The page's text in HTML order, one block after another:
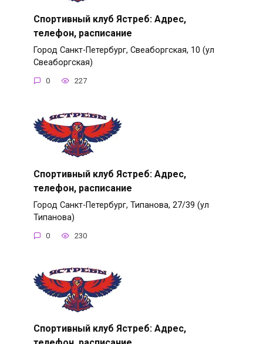
Спортивный клуб Ястреб: Адрес,
телефон, расписание
Город Санкт-Петербург, Свеаборгская, 10 (ул
Свеаборгская)
0 227
Спортивный клуб Ястреб: Адрес,
телефон, расписание
Город Санкт-Петербург, Типанова, 27/39 (ул
Типанова)
0 230
Спортивный клуб Ястреб: Адрес,